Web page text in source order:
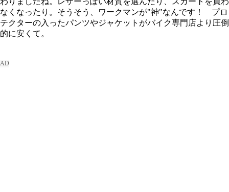
なくなったり。そうそう、ワークマンが"神"なんです！ プロ
テクターの入ったパンツやジャケットがバイク専門店より圧倒
的に安くて。